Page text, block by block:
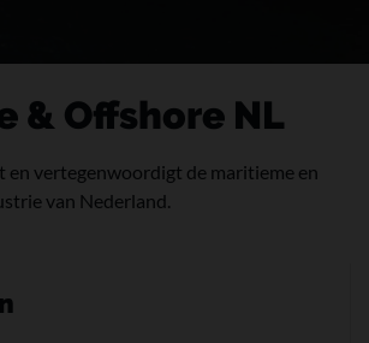
& Offshore NL
en vertegenwoordigt de maritieme en
van Nederland.